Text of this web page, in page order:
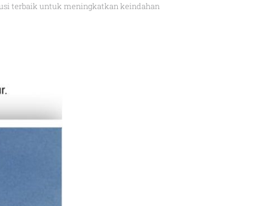
terbaik untuk meningkatkan keindahan